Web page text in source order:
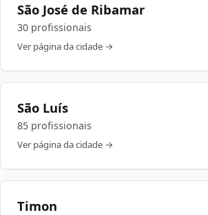
São José de Ribamar
30 profissionais
Ver página da cidade →
São Luís
85 profissionais
Ver página da cidade →
Timon